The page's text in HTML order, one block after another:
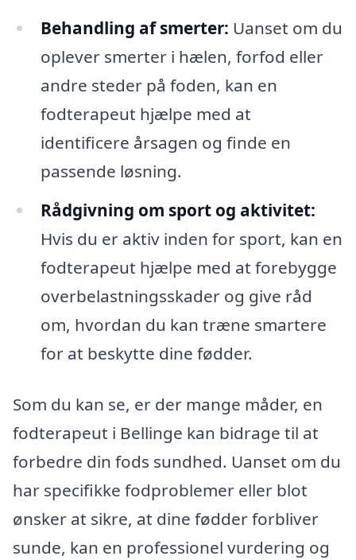
Behandling af smerter: Uanset om du
oplever smerter i hælen, forfod eller
andre steder på foden, kan en
fodterapeut hjælpe med at
identificere årsagen og finde en
passende løsning.
Rådgivning om sport og aktivitet:
Hvis du er aktiv inden for sport, kan en
fodterapeut hjælpe med at forebygge
overbelastningsskader og give råd
om, hvordan du kan træne smartere
for at beskytte dine fødder.
Som du kan se, er der mange måder, en
fodterapeut i Bellinge kan bidrage til at
forbedre din fods sundhed. Uanset om du
har specifikke fodproblemer eller blot
ønsker at sikre, at dine fødder forbliver
sunde, kan en professionel vurdering og